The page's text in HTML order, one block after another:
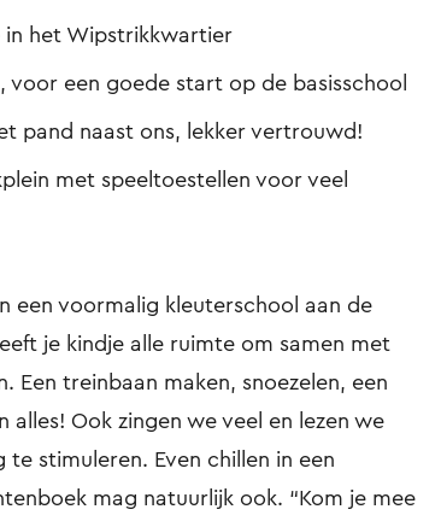
in het Wipstrikkwartier
voor een goede start op de basisschool
pand naast ons, lekker vertrouwd!
met speeltoestellen voor veel
een voormalig kleuterschool aan de
je kindje alle ruimte om samen met
Een treinbaan maken, snoezelen, een
alles! Ook zingen we veel en lezen we
stimuleren. Even chillen in een
mag natuurlijk ook. “Kom je mee